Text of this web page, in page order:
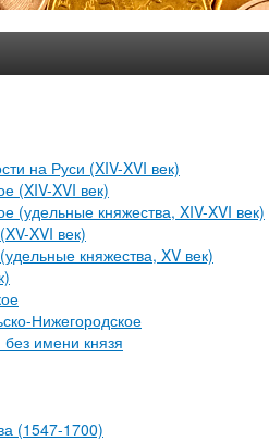
на Руси (XIV-XVI век)
(XIV-XVI век)
(удельные княжества, XIV-XVI век)
XVI век)
княжества, XV век)
Нижегородское
имени князя
(1547-1700)